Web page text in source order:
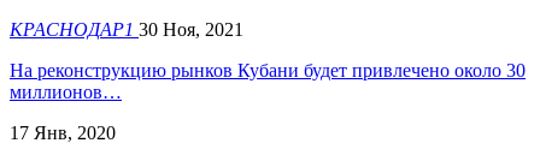
КРАСНОДАР1 30 Ноя, 2021
На реконструкцию рынков Кубани будет привлечено около 30
миллионов…
17 Янв, 2020